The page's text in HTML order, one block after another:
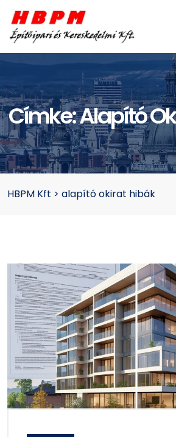
Címke:Alapító
HBPM Kft > alapító okirat hibák